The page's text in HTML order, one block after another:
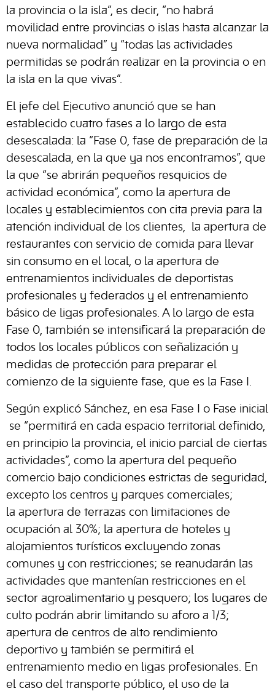
la provincia o la isla”, es decir, “no habrá
movilidad entre provincias o islas hasta alcanzar la
nueva normalidad” y “todas las actividades
permitidas se podrán realizar en la provincia o en
la isla en la que vivas”.
El jefe del Ejecutivo anunció que se han
establecido cuatro fases a lo largo de esta
desescalada: la “Fase 0, fase de preparación de la
desescalada, en la que ya nos encontramos”, que
la que “se abrirán pequeños resquicios de
actividad económica”, como la apertura de
locales y establecimientos con cita previa para la
atención individual de los clientes, la apertura de
restaurantes con servicio de comida para llevar
sin consumo en el local, o la apertura de
entrenamientos individuales de deportistas
profesionales y federados y el entrenamiento
básico de ligas profesionales. A lo largo de esta
Fase 0, también se intensificará la preparación de
todos los locales públicos con señalización y
medidas de protección para preparar el
comienzo de la siguiente fase, que es la Fase I.
Según explicó Sánchez, en esa Fase I o Fase inicial
se “permitirá en cada espacio territorial definido,
en principio la provincia, el inicio parcial de ciertas
actividades”, como la apertura del pequeño
comercio bajo condiciones estrictas de seguridad,
excepto los centros y parques comerciales;
la apertura de terrazas con limitaciones de
ocupación al 30%; la apertura de hoteles y
alojamientos turísticos excluyendo zonas
comunes y con restricciones; se reanudarán las
actividades que mantenían restricciones en el
sector agroalimentario y pesquero; los lugares de
culto podrán abrir limitando su aforo a 1/3;
apertura de centros de alto rendimiento
deportivo y también se permitirá el
entrenamiento medio en ligas profesionales. En
el caso del transporte público, el uso de la